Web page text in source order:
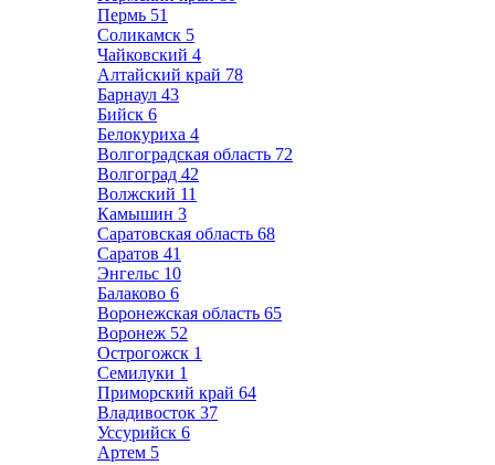
Пермь 51
Соликамск 5
Чайковский 4
Алтайский край 78
Барнаул 43
Бийск 6
Белокуриха 4
Волгоградская область 72
Волгоград 42
Волжский 11
Камышин 3
Саратовская область 68
Саратов 41
Энгельс 10
Балаково 6
Воронежская область 65
Воронеж 52
Острогожск 1
Семилуки 1
Приморский край 64
Владивосток 37
Уссурийск 6
Артем 5